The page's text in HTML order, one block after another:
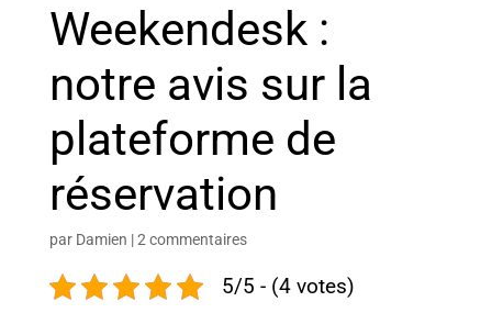
Weekendesk :
notre avis sur la
plateforme de
réservation
par Damien |2 commentaires
5/5 - (4 votes)